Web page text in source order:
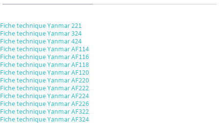
Fiche technique Yanmar 221
Fiche technique Yanmar 324
Fiche technique Yanmar 424
Fiche technique Yanmar AF114
Fiche technique Yanmar AF116
Fiche technique Yanmar AF118
Fiche technique Yanmar AF120
Fiche technique Yanmar AF220
Fiche technique Yanmar AF222
Fiche technique Yanmar AF224
Fiche technique Yanmar AF226
Fiche technique Yanmar AF322
Fiche technique Yanmar AF324